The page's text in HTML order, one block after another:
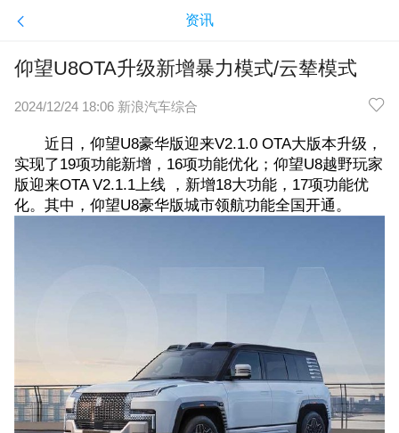
资讯
仰望U8OTA升级新增暴力模式/云辇模式
2024/12/24 18:06 新浪汽车综合
近日，仰望U8豪华版迎来V2.1.0 OTA大版本升级，
实现了19项功能新增，16项功能优化；仰望U8越野玩家
版迎来OTA V2.1.1上线 ，新增18大功能，17项功能优
化。其中，仰望U8豪华版城市领航功能全国开通。